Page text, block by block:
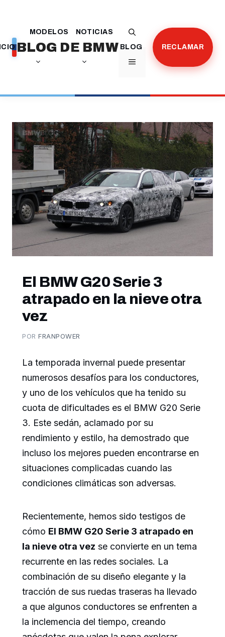
contenido
BLOG DE BMW
MENÚ
MODELOS
NOTICIAS
BLOG
RECLAMAR
El BMW G20 Serie 3
atrapado en la nieve otra
vez
PORFRANPOWER
La temporada invernal puede presentar
numerosos desafíos para los conductores,
y uno de los vehículos que ha tenido su
cuota de dificultades es el BMW G20 Serie
3. Este sedán, aclamado por su
rendimiento y estilo, ha demostrado que
incluso los mejores pueden encontrarse en
situaciones complicadas cuando las
condiciones climáticas son adversas.
Recientemente, hemos sido testigos de
cómo El BMW G20 Serie 3 atrapado en
la nieve otra vez se convierte en un tema
recurrente en las redes sociales. La
combinación de su diseño elegante y la
tracción de sus ruedas traseras ha llevado
a que algunos conductores se enfrenten a
la inclemencia del tiempo, creando